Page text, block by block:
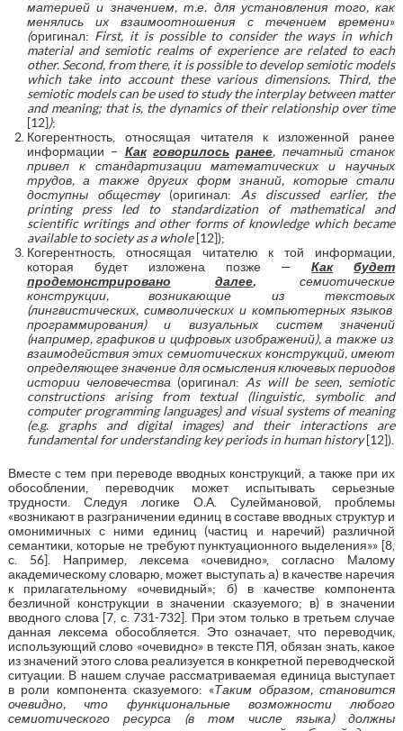
материей и значением, т.е. для установления того, как
менялись их взаимоотношения с течением времени»
(оригинал: First, it is possible to consider the ways in which
material and semiotic realms of experience are related to each
other. Second, from there, it is possible to develop semiotic models
which take into account these various dimensions. Third, the
semiotic models can be used to study the interplay between matter
and meaning; that is, the dynamics of their relationship over time
[12]);
Когерентность, относящая читателя к изложенной ранее
информации – Как говорилось ранее, печатный станок
привел
к стандартизации математических и
научных
трудов,а также других форм знаний, которые стали
доступны
обществу(оригинал: As discussed earlier, the
printing press led to standardization of mathematical and
scientific writings and other forms of knowledge which became
available to society as a whole [12]);
Когерентность, относящая читателю к той информации,
которая будет изложена позже —Как
будет
продемонстрировано
далее,
семиотические
конструкции,возникающие из
текстовых
(лингвистических, символических и компьютерных языков
программирования)и визуальных систем
значений
(например,графиков и цифровых изображений),а также из
взаимодействия этих семиотических конструкций,имеют
определяющее значениедляосмысленияключевых периодов
истории человечества (оригинал: As will be seen, semiotic
constructions arising from textual (linguistic, symbolic and
computer programming languages) and visual systems of meaning
(e.g. graphs and digital images) and their interactions are
fundamental for understanding key periods in human history[12]).
Вместе с тем при переводе вводных конструкций, а также при их
обособлении, переводчик может испытывать серьезные
трудности. Следуя логике О.А. Сулеймановой, проблемы
«возникают в разграничении единиц в составе вводных структур и
омонимичных с ними единиц (частиц и наречий) различной
семантики, которые не требуют пунктуационного выделения»» [8,
с. 56]. Например, лексема «очевидно», согласно Малому
академическому словарю, может выступать а) в качестве наречия
к прилагательному «очевидный»; б) в качестве компонента
безличной конструкции в значении сказуемого; в) в значении
вводного слова [7, с. 731-732]. При этом только в третьем случае
данная лексема обособляется. Это означает, что переводчик,
использующий слово «очевидно» в тексте ПЯ, обязан знать, какое
из значений этого слова реализуется в конкретной переводческой
ситуации. В нашем случае рассматриваемая единица выступает
в роли компонента сказуемого: «Таким образом, становится
очевидно, что функциональные возможности любого
семиотического ресурса (в том числе языка) должны